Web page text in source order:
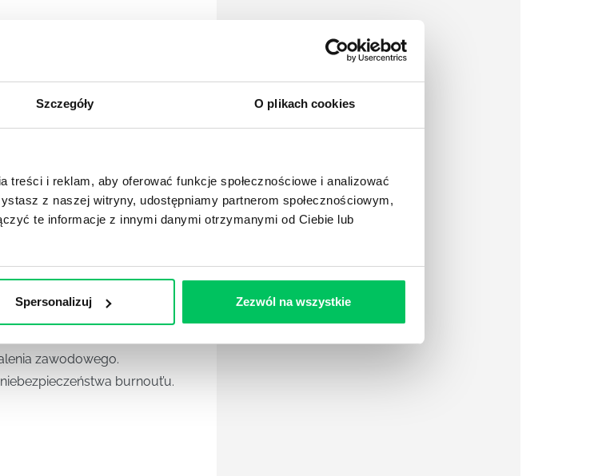
Szczegóły O plikach cookies
treści i reklam, aby oferować funkcje społecznościowe i analizować
z naszej witryny, udostępniamy partnerom społecznościowym,
te informacje z innymi danymi otrzymanymi od Ciebie lub
Spersonalizuj Zezwól na wszystkie
w pracy?
zawodowe?
zawodowego.
burnout’u.